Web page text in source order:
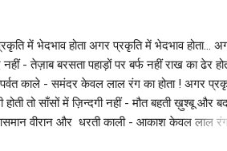
में भेदभाव होता अगर प्रकृति में भेदभाव होता...
- तेज़ाब बरसता पहाड़ों पर बर्फ नहीं राख का ढेर
पर्वत काले - समंदर केवल लाल रंग का होता ! अगर
होती तो साँसों में ज़िन्दगी नहीं - मौत बहती ख़ुश्बू और
वीरान और धरती काली - आकाश केवल लाल रंग